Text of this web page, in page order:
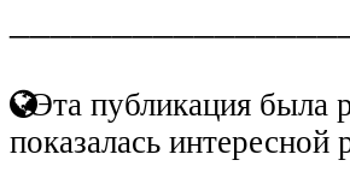
Эта публикация была
показалась интересной